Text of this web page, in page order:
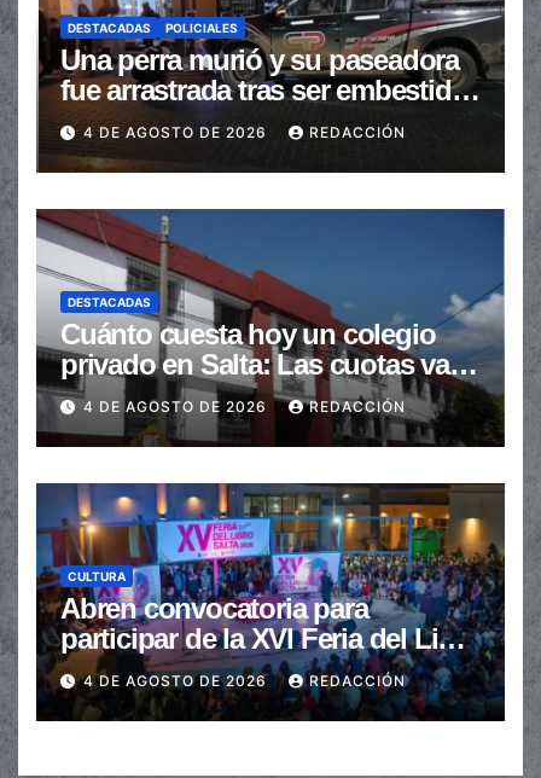
DESTACADAS POLICIALES
Una perra murió y su paseadora
fue arrastrada tras ser embestidas
en la senda peatonal
4 DE AGOSTO DE 2026 REDACCIÓN
DESTACADAS
Cuánto cuesta hoy un colegio
privado en Salta: Las cuotas van
de $110.000 a más de $600.000
4 DE AGOSTO DE 2026 REDACCIÓN
CULTURA
Abren convocatoria para
participar de la XVI Feria del Libro
de Salta
4 DE AGOSTO DE 2026 REDACCIÓN